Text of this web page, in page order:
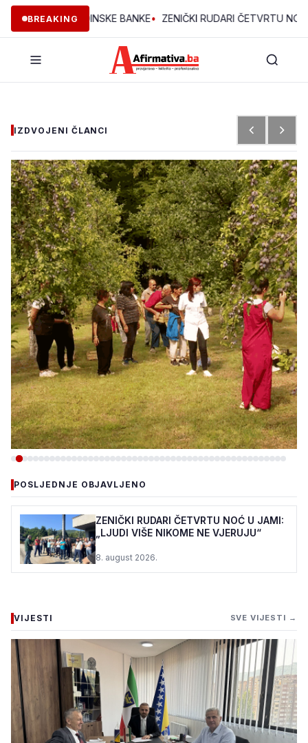
BREAKING
OMLADINSKE BANKE• ZENIČKI RUDARI ČETVRTU NOĆ U
IZDVOJENI ČLANCI
PC DUJE: ŠTIĆENICI I OVE
GODINE U VOĆNJAKU
MIRSADA DURMIĆA
7. august 2026.•126 pregleda
POSLJEDNJE OBJAVLJENO
ZENIČKI RUDARI ČETVRTU NOĆ U JAMI:
„LJUDI VIŠE NIKOME NE VJERUJU“
8. august 2026.
VIJESTI SVE VIJESTI →